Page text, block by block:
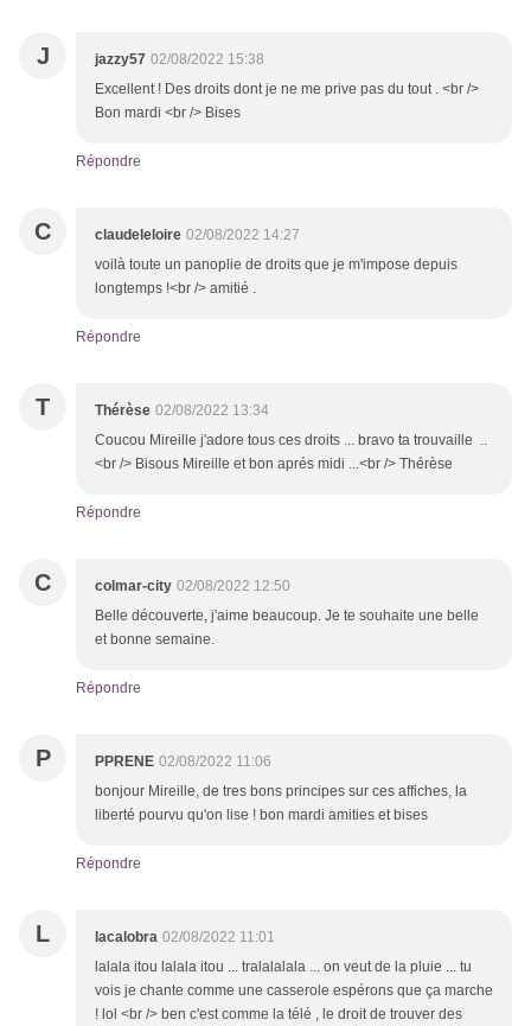
J jazzy57 02/08/2022 15:38
Excellent ! Des droits dont je ne me prive pas du tout . <br />
Bon mardi <br /> Bises
Répondre
C claudeleloire 02/08/2022 14:27
voilà toute un panoplie de droits que je m'impose depuis
longtemps !<br /> amitié .
Répondre
T Thérèse 02/08/2022 13:34
Coucou Mireille j'adore tous ces droits ... bravo ta trouvaille ..
<br /> Bisous Mireille et bon aprés midi ...<br /> Thérèse
Répondre
C colmar-city 02/08/2022 12:50
Belle découverte, j'aime beaucoup. Je te souhaite une belle
et bonne semaine.
Répondre
P PPRENE 02/08/2022 11:06
bonjour Mireille, de tres bons principes sur ces affiches, la
liberté pourvu qu'on lise ! bon mardi amities et bises
Répondre
L lacalobra 02/08/2022 11:01
lalala itou lalala itou ... tralalalala ... on veut de la pluie ... tu
vois je chante comme une casserole espérons que ça marche
! lol <br /> ben c'est comme la télé , le droit de trouver des